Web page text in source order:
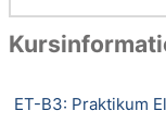
ET-B3: Praktikum